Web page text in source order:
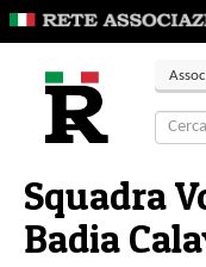
Squadra
Badia